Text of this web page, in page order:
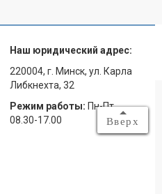
Вверх
Наш юридический адрес:
220004, г. Минск, ул. Карла
Либкнехта, 32
Режим работы: Пн-Пт
08.30-17.00